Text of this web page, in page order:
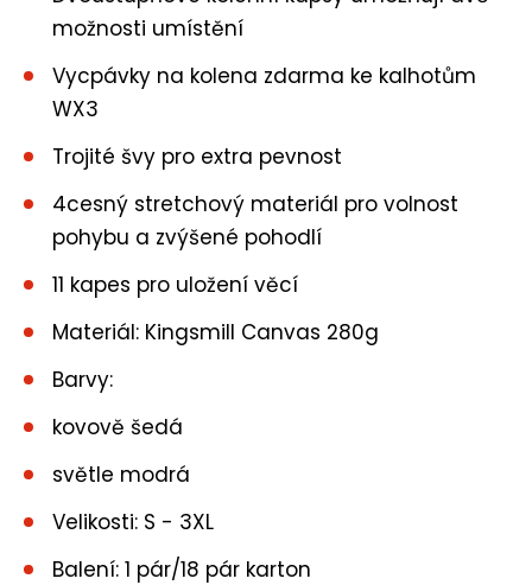
možnosti umístění
Vycpávky na kolena zdarma ke kalhotům
WX3
Trojité švy pro extra pevnost
4cesný stretchový materiál pro volnost
pohybu a zvýšené pohodlí
11 kapes pro uložení věcí
Materiál: Kingsmill Canvas 280g
Barvy:
kovově šedá
světle modrá
Velikosti: S - 3XL
Balení: 1 pár/18 pár karton